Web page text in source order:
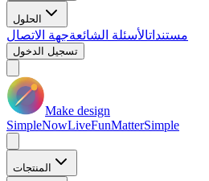
الحلول
مستنداتالأسئلة الشائعةجهة الاتصال
تسجيل الدخول
Make design
SimpleNowLiveFunMatterSimple
المنتجات